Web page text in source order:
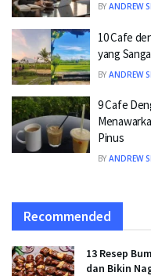
BY ANDREW
10 Cafe
yang
BY ANDREW
9 Cafe
Pinus
BY ANDREW
Recommended
13 Resep
dan Bikin